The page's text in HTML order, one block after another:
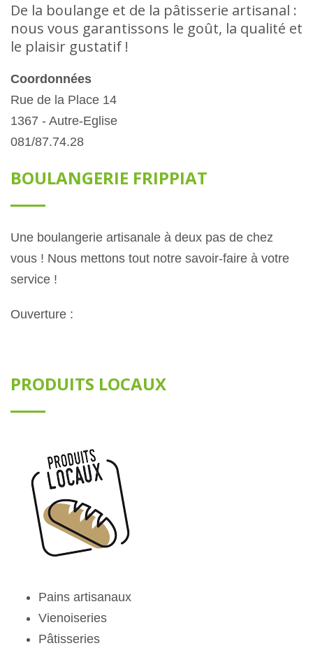
De la boulange et de la pâtisserie artisanal :
nous vous garantissons le goût, la qualité et
le plaisir gustatif !
Coordonnées
Rue de la Place 14
1367 - Autre-Eglise
081/87.74.28
BOULANGERIE FRIPPIAT
Une boulangerie artisanale à deux pas de chez
vous ! Nous mettons tout notre savoir-faire à votre
service !
Ouverture :
PRODUITS LOCAUX
Pains artisanaux
Vienoiseries
Pâtisseries